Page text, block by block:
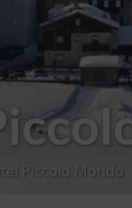
Piccolo Mondo